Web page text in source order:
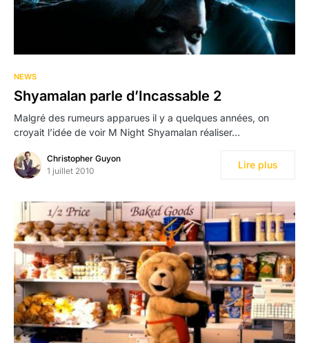
NEWS
Shyamalan parle d’Incassable 2
Malgré des rumeurs apparues il y a quelques années, on
croyait l’idée de voir M Night Shyamalan réaliser…
Christopher Guyon
1 juillet 2010
Lire plus